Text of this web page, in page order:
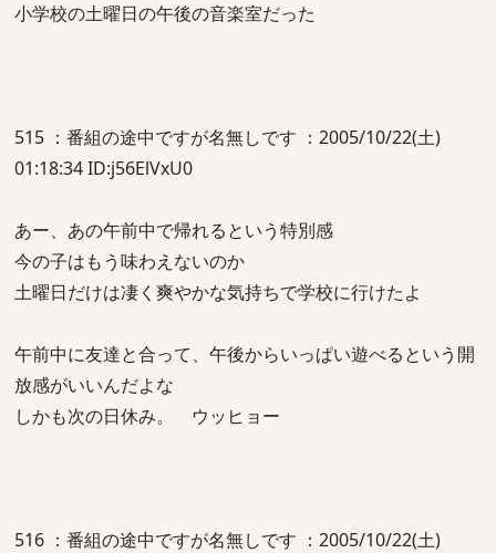
小学校の土曜日の午後の音楽室だった
515 ：番組の途中ですが名無しです ：2005/10/22(土)
01:18:34 ID:j56ElVxU0
あー、あの午前中で帰れるという特別感
今の子はもう味わえないのか
土曜日だけは凄く爽やかな気持ちで学校に行けたよ
午前中に友達と合って、午後からいっぱい遊べるという開
放感がいいんだよな
しかも次の日休み。 ウッヒョー
516 ：番組の途中ですが名無しです ：2005/10/22(土)